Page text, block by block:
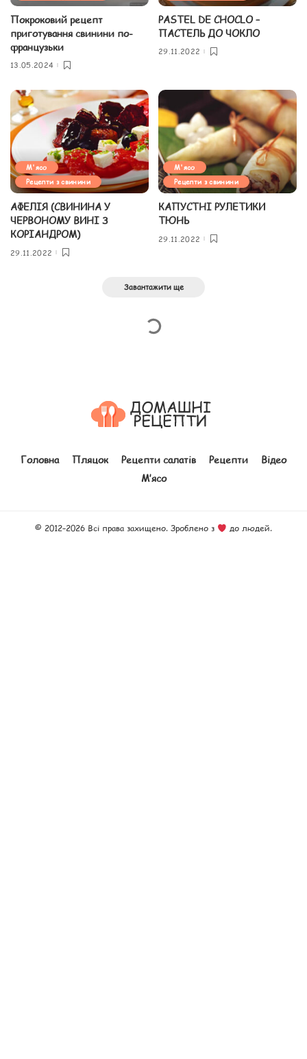
Покроковий рецепт
приготування свинини по-
французьки
13.05.2024
PASTEL DE CHOCLO –
ПАСТЕЛЬ ДО ЧОКЛО
29.11.2022
М'ясо
Рецепти з свинини
АФЕЛІЯ (СВИНИНА У
ЧЕРВОНОМУ ВИНІ З
КОРІАНДРОМ)
29.11.2022
М'ясо
Рецепти з свинини
КАПУСТНІ РУЛЕТИКИ
ТЮНЬ
29.11.2022
Завантажити ще
Головна Пляцок Рецепти салатів Рецепти
Відео
М’ясо
© 2012–2026 Всі права захищено. Зроблено з до людей.